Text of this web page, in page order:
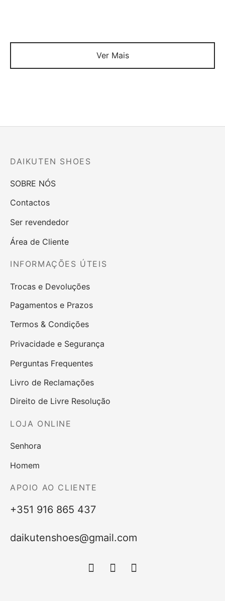
Ver Mais
DAIKUTEN SHOES
SOBRE NÓS
Contactos
Ser revendedor
Área de Cliente
INFORMAÇÕES ÚTEIS
Trocas e Devoluções
Pagamentos e Prazos
Termos & Condições
Privacidade e Segurança
Perguntas Frequentes
Livro de Reclamações
Direito de Livre Resolução
LOJA ONLINE
Senhora
Homem
APOIO AO CLIENTE
+351 916 865 437
daikutenshoes@gmail.com